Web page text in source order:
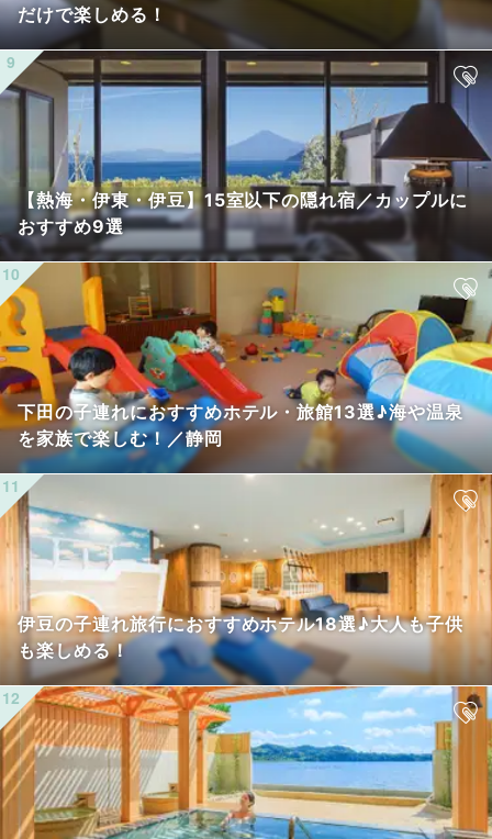
だけで楽しめる！
【熱海・伊東・伊豆】15室以下の隠れ宿／カップルに
おすすめ9選
下田の子連れにおすすめホテル・旅館13選♪海や温泉
を家族で楽しむ！／静岡
伊豆の子連れ旅行におすすめホテル18選♪大人も子供
も楽しめる！